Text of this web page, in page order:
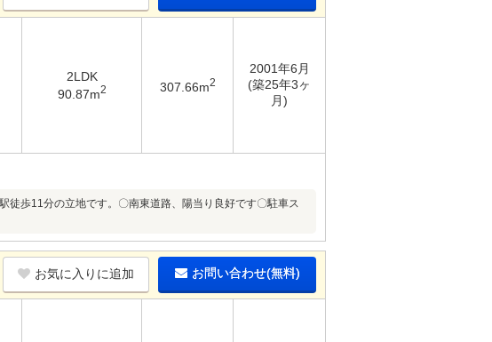
2LDK
90.87m2 307.66m2
2001年6月
(築25年3ヶ
月)
徒歩11分の立地です。〇南東道路、陽当り良好です〇駐車ス
お気に入りに追加 お問い合わせ(無料)